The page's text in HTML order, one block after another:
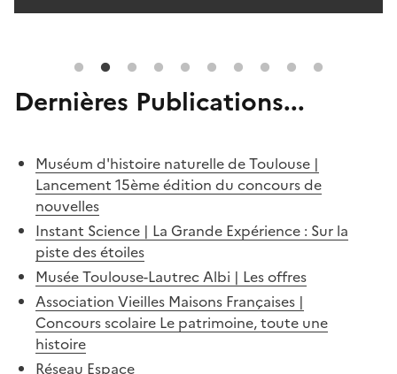
Dernières Publications...
Muséum d'histoire naturelle de Toulouse |
Lancement 15ème édition du concours de
nouvelles
Instant Science | La Grande Expérience : Sur la
piste des étoiles
Musée Toulouse-Lautrec Albi | Les offres
Association Vieilles Maisons Françaises |
Concours scolaire Le patrimoine, toute une
histoire
Réseau Espace